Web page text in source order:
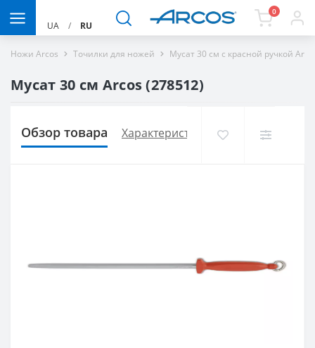
UA / RU
0
Ножи Arcos Точилки для ножей Мусат 30 см с красной ручкой
Мусат 30 см Arcos (278512)
Обзор товара Характеристики Доставка и